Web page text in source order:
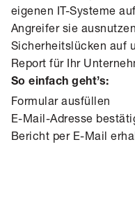
eigenen IT-Systeme
Angreifer sie
Sicherheitslücken auf
Report für Ihr
So einfach geht’s:
Formular ausfüllen
E-Mail-Adresse
Bericht per E-Mail